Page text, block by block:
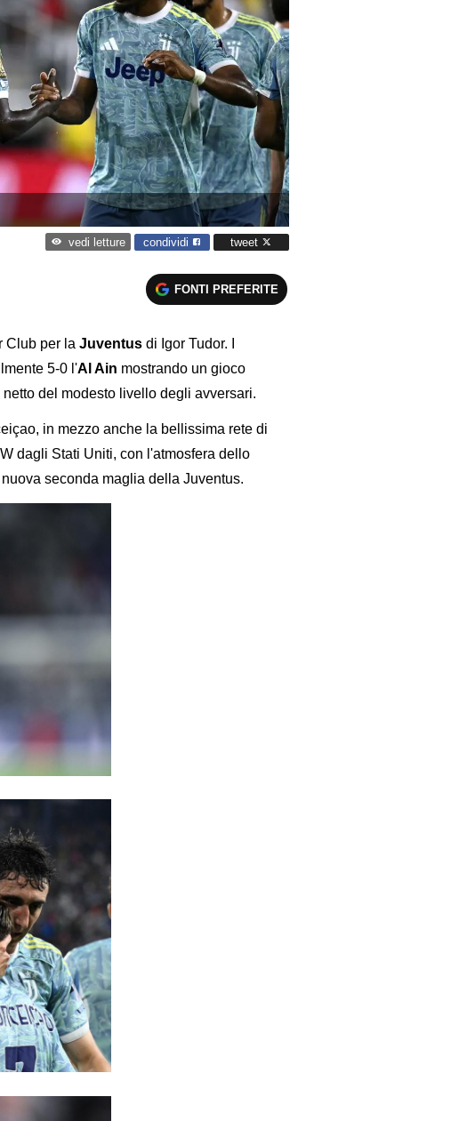
vedi letture condividi tweet
FONTI PREFERITE
Club per la Juventus di Igor Tudor. I
5-0 l'Al Ain mostrando un gioco
del modesto livello degli avversari.
in mezzo anche la bellissima rete di
dagli Stati Uniti, con l'atmosfera dello
seconda maglia della Juventus.